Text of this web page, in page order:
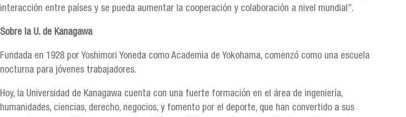
interacción entre países y se pueda aumentar la cooperación y colaboración a nivel mundial”.
Sobre la U. de Kanagawa
Fundada en 1928 por Yoshimori Yoneda como Academia de Yokohama, comenzó como una escuela
nocturna para jóvenes trabajadores.
Hoy, la Universidad de Kanagawa cuenta con una fuerte formación en el área de ingeniería,
humanidades, ciencias, derecho, negocios, y fomento por el deporte, que han convertido a sus